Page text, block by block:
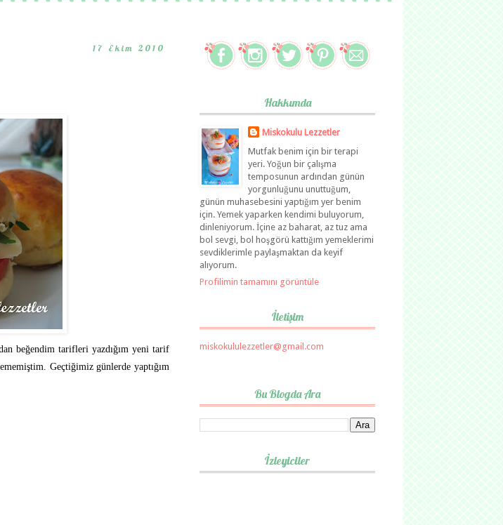
17 Ekim 2010
beğendim tarifleri yazdığım yeni tarif
Geçtiğimiz günlerde yaptığım
Hakkımda
Miskokulu Lezzetler
Mutfak benim için bir terapi
yeri. Yoğun bir çalışma
temposunun ardından günün
yorgunluğunu unuttuğum,
günün muhasebesini yaptığım yer benim
için. Yemek yaparken kendimi buluyorum,
dinleniyorum. İçine az baharat, az tuz ama
bol sevgi, bol hoşgörü kattığım yemeklerimi
sevdiklerimle paylaşmaktan da keyif
alıyorum.
Profilimin tamamını görüntüle
İletişim
miskokululezzetler@gmail.com
Bu Blogda Ara
İzleyiciler